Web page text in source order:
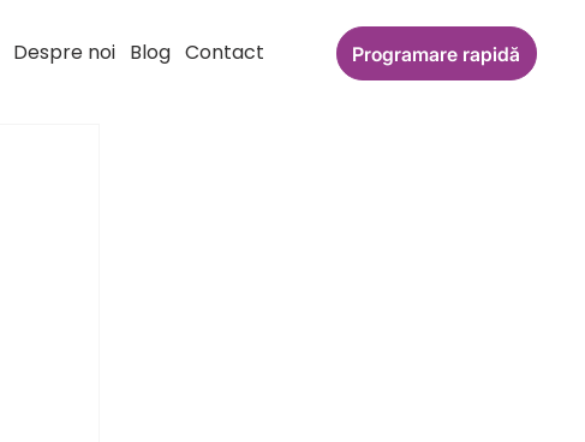
Despre noi Blog Contact Programare rapidă